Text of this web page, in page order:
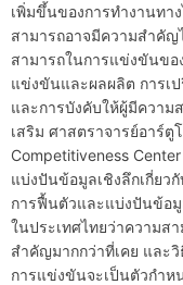
เพิ่มขึ้นของการทำงานทา
สามารถอาจมีความสำคัญ
สามารถในการแข่งขันขอ
แข่งขันและผลผลิต การเ
และการบังคับให้ผู้มีความ
เสริม ศาสตราจารย์อาร์ตู
Competitiveness
แบ่งปันข้อมูลเชิงลึกเกี่ยว
การฟื้นตัวและแบ่งปันข้อมู
ในประเทศไทยว่าความส
สำคัญมากกว่าที่เคย และ
การแข่งขันจะเป็นตัวกำห